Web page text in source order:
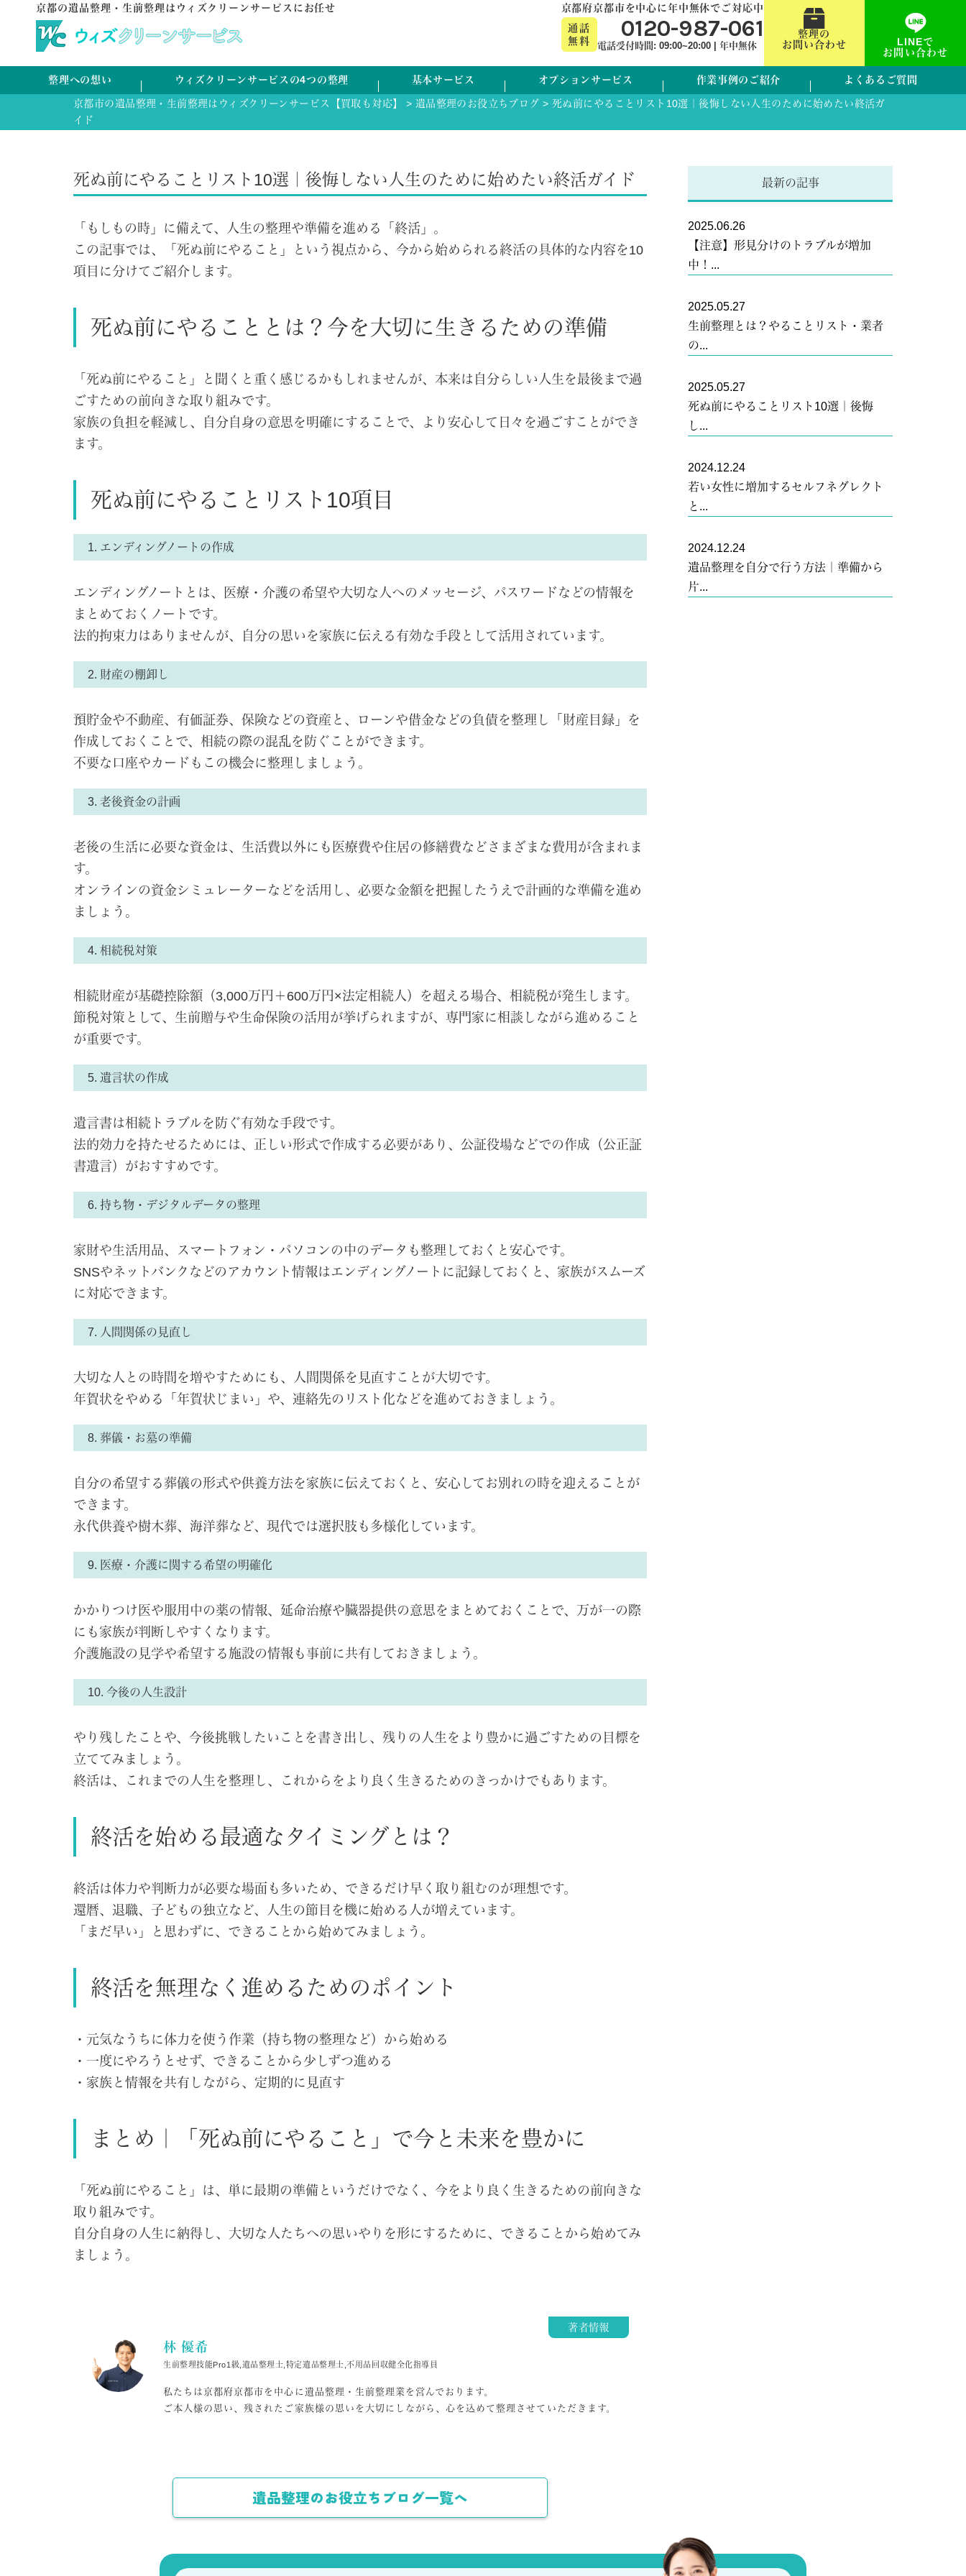
京都の遺品整理・生前整理はウィズクリーンサービスにお任せ
京都府京都市を中心に年中無休でご対応中
通話
無料
0120-987-061
電話受付時間: 09:00~20:00 | 年中無休
整理の
お問い合わせ
LINEで
お問い合わせ
整理への想い ウィズクリーンサービスの4つの整理 基本サービス オプションサービス 作業事例のご紹介 よくあるご質問
京都市の遺品整理・生前整理はウィズクリーンサービス【買取も対応】 > 遺品整理のお役立ちブログ >死ぬ前にやることリスト10選｜後悔しない人生のために始めたい終活ガ
イド
死ぬ前にやることリスト10選｜後悔しない人生のために始めたい終活ガイド
「もしもの時」に備えて、人生の整理や準備を進める「終活」。
この記事では、「死ぬ前にやること」という視点から、今から始められる終活の具体的な内容を10
項目に分けてご紹介します。
死ぬ前にやることとは？今を大切に生きるための準備
「死ぬ前にやること」と聞くと重く感じるかもしれませんが、本来は自分らしい人生を最後まで過
ごすための前向きな取り組みです。
家族の負担を軽減し、自分自身の意思を明確にすることで、より安心して日々を過ごすことができ
ます。
死ぬ前にやることリスト10項目
1. エンディングノートの作成
エンディングノートとは、医療・介護の希望や大切な人へのメッセージ、パスワードなどの情報を
まとめておくノートです。
法的拘束力はありませんが、自分の思いを家族に伝える有効な手段として活用されています。
2. 財産の棚卸し
預貯金や不動産、有価証券、保険などの資産と、ローンや借金などの負債を整理し「財産目録」を
作成しておくことで、相続の際の混乱を防ぐことができます。
不要な口座やカードもこの機会に整理しましょう。
3. 老後資金の計画
老後の生活に必要な資金は、生活費以外にも医療費や住居の修繕費などさまざまな費用が含まれま
す。
オンラインの資金シミュレーターなどを活用し、必要な金額を把握したうえで計画的な準備を進め
ましょう。
4. 相続税対策
相続財産が基礎控除額（3,000万円＋600万円×法定相続人）を超える場合、相続税が発生します。
節税対策として、生前贈与や生命保険の活用が挙げられますが、専門家に相談しながら進めること
が重要です。
5. 遺言状の作成
遺言書は相続トラブルを防ぐ有効な手段です。
法的効力を持たせるためには、正しい形式で作成する必要があり、公証役場などでの作成（公正証
書遺言）がおすすめです。
6. 持ち物・デジタルデータの整理
家財や生活用品、スマートフォン・パソコンの中のデータも整理しておくと安心です。
SNSやネットバンクなどのアカウント情報はエンディングノートに記録しておくと、家族がスムーズ
に対応できます。
7. 人間関係の見直し
大切な人との時間を増やすためにも、人間関係を見直すことが大切です。
年賀状をやめる「年賀状じまい」や、連絡先のリスト化などを進めておきましょう。
8. 葬儀・お墓の準備
自分の希望する葬儀の形式や供養方法を家族に伝えておくと、安心してお別れの時を迎えることが
できます。
永代供養や樹木葬、海洋葬など、現代では選択肢も多様化しています。
9. 医療・介護に関する希望の明確化
かかりつけ医や服用中の薬の情報、延命治療や臓器提供の意思をまとめておくことで、万が一の際
にも家族が判断しやすくなります。
介護施設の見学や希望する施設の情報も事前に共有しておきましょう。
10. 今後の人生設計
やり残したことや、今後挑戦したいことを書き出し、残りの人生をより豊かに過ごすための目標を
立ててみましょう。
終活は、これまでの人生を整理し、これからをより良く生きるためのきっかけでもあります。
終活を始める最適なタイミングとは？
終活は体力や判断力が必要な場面も多いため、できるだけ早く取り組むのが理想です。
還暦、退職、子どもの独立など、人生の節目を機に始める人が増えています。
「まだ早い」と思わずに、できることから始めてみましょう。
終活を無理なく進めるためのポイント
・元気なうちに体力を使う作業（持ち物の整理など）から始める
・一度にやろうとせず、できることから少しずつ進める
・家族と情報を共有しながら、定期的に見直す
まとめ｜「死ぬ前にやること」で今と未来を豊かに
「死ぬ前にやること」は、単に最期の準備というだけでなく、今をより良く生きるための前向きな
取り組みです。
自分自身の人生に納得し、大切な人たちへの思いやりを形にするために、できることから始めてみ
ましょう。
著者情報
林 優希
生前整理技能Pro1級,遺品整理士,特定遺品整理士,不用品回収健全化指導員
私たちは京都府京都市を中心に遺品整理・生前整理業を営んでおります。
ご本人様の思い、残されたご家族様の思いを大切にしながら、心を込めて整理させていただきます。
遺品整理のお役立ちブログ一覧へ
最新の記事
2025.06.26
【注意】形見分けのトラブルが増加
中！...
2025.05.27
生前整理とは？やることリスト・業者
の...
2025.05.27
死ぬ前にやることリスト10選｜後悔
し...
2024.12.24
若い女性に増加するセルフネグレクト
と...
2024.12.24
遺品整理を自分で行う方法｜準備から
片...